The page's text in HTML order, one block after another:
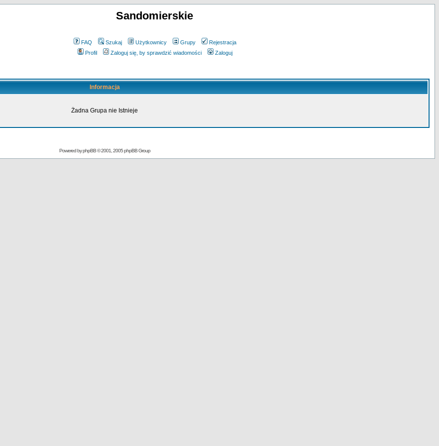
Sandomierskie
FAQ Szukaj Użytkownicy Grupy
Rejestracja
Profil
Zaloguj się, by sprawdzić wiadomości Zaloguj
Informacja
Żadna Grupa nie Istnieje
Powered byphpBB© 2001, 2005 phpBB Group